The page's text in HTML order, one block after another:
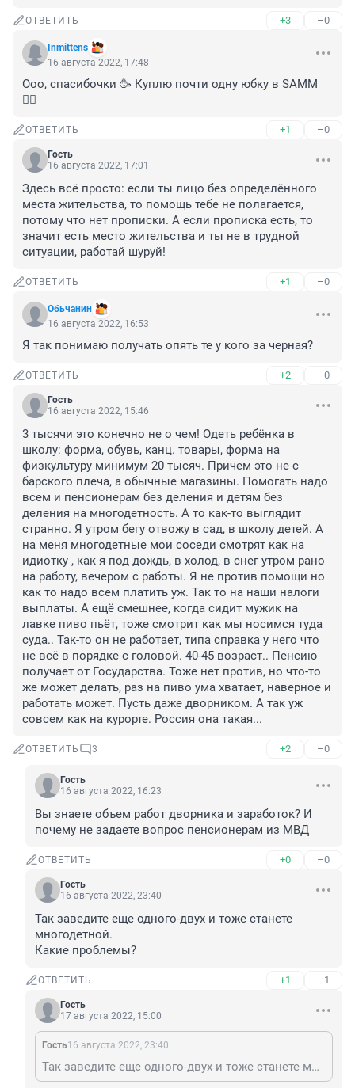
ОТВЕТИТЬ +3 –0
Inmittens
16 августа 2022, 17:48
Ооо, спасибочки 🥳 Куплю почти одну юбку в SAMM
👍🏼
ОТВЕТИТЬ +1 –0
Гость
16 августа 2022, 17:01
Здесь всё просто: если ты лицо без определённого
места жительства, то помощь тебе не полагается,
потому что нет прописки. А если прописка есть, то
значит есть место жительства и ты не в трудной
ситуации, работай шуруй!
ОТВЕТИТЬ +1 –0
Обьчанин
16 августа 2022, 16:53
Я так понимаю получать опять те у кого за черная?
ОТВЕТИТЬ +2 –0
Гость
16 августа 2022, 15:46
3 тысячи это конечно не о чем! Одеть ребёнка в
школу: форма, обувь, канц. товары, форма на
физкультуру минимум 20 тысяч. Причем это не с
барского плеча, а обычные магазины. Помогать надо
всем и пенсионерам без деления и детям без
деления на многодетность. А то как-то выглядит
странно. Я утром бегу отвожу в сад, в школу детей. А
на меня многодетные мои соседи смотрят как на
идиотку , как я под дождь, в холод, в снег утром рано
на работу, вечером с работы. Я не против помощи но
как то надо всем платить уж. Так то на наши налоги
выплаты. А ещё смешнее, когда сидит мужик на
лавке пиво пьёт, тоже смотрит как мы носимся туда
суда.. Так-то он не работает, типа справка у него что
не всё в порядке с головой. 40-45 возраст.. Пенсию
получает от Государства. Тоже нет против, но что-то
же может делать, раз на пиво ума хватает, наверное и
работать может. Пусть даже дворником. А так уж
совсем как на курорте. Россия она такая...
ОТВЕТИТЬ 3 +2 –0
Гость
16 августа 2022, 16:23
Вы знаете объем работ дворника и заработок? И
почему не задаете вопрос пенсионерам из МВД
ОТВЕТИТЬ +0 –0
Гость
16 августа 2022, 23:40
Так заведите еще одного-двух и тоже станете
многодетной.
Какие проблемы?
ОТВЕТИТЬ +1 –1
Гость
17 августа 2022, 15:00
Гость16 августа 2022, 23:40
Так заведите еще одного-двух и тоже станете многодетной. Какие проблемы?